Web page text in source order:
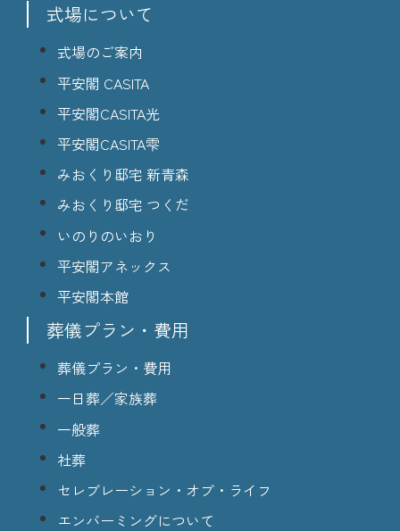
式場について
式場のご案内
平安閣 CASITA
平安閣CASITA光
平安閣CASITA雫
みおくり邸宅 新青森
みおくり邸宅 つくだ
いのりのいおり
平安閣アネックス
平安閣本館
葬儀プラン・費用
葬儀プラン・費用
一日葬／家族葬
一般葬
社葬
セレブレーション・オブ・ライフ
エンバーミングについて